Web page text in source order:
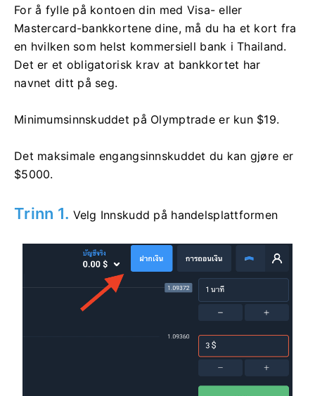
For å fylle på kontoen din med Visa- eller
Mastercard-bankkortene dine, må du ha et kort fra
en hvilken som helst kommersiell bank i Thailand.
Det er et obligatorisk krav at bankkortet har
navnet ditt på seg.
Minimumsinnskuddet på Olymptrade er kun $19.
Det maksimale engangsinnskuddet du kan gjøre er
$5000.
Trinn 1. Velg Innskudd på handelsplattformen